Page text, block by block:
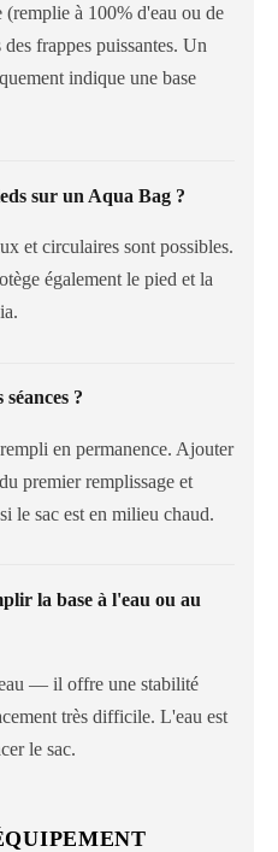
(remplie à 100% d'eau ou de
frappes puissantes. Un
indique une base
sur un Aqua Bag ?
et circulaires sont possibles.
également le pied et la
?
en permanence. Ajouter
premier remplissage et
le sac est en milieu chaud.
la base à l'eau ou au
— il offre une stabilité
très difficile. L'eau est
le sac.